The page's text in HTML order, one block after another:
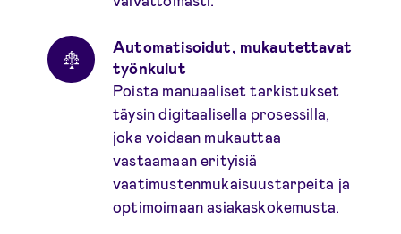
Automatisoidut, mukautettavat
työnkulut
Poista manuaaliset tarkistukset
täysin digitaalisella prosessilla,
joka voidaan mukauttaa
vastaamaan erityisiä
vaatimustenmukaisuustarpeita ja
optimoimaan asiakaskokemusta.